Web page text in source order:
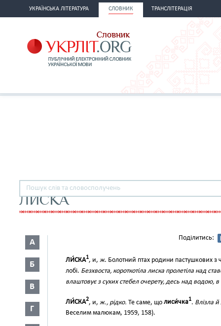
УКРАЇНСЬКА ЛІТЕРАТУРА СЛОВНИК ТРАНСЛІТЕРАЦІЯ
ЛИСКА
А
Б
В
Г
Поділитись:
ЛИ́СКА1, и, ж. Болотний птах родини пастушкових з
лобі. Безхвоста, короткотіла лиска пролетіла над
влаштовує з сухих стебел очерету, десь над водою, в
ЛИ́СКА2, и, ж., рідко. Те саме, що лиси́чка1. Влізла
Веселим малюкам, 1959, 158).